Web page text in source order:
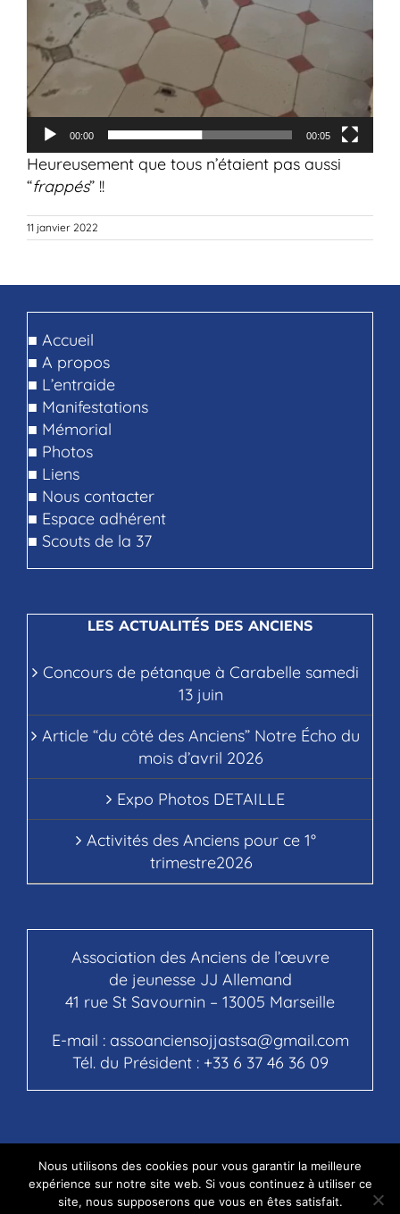
00:00 00:05
Heureusement que tous n’étaient pas aussi
“frappés” !!
11 janvier 2022
■ Accueil
■ A propos
■ L’entraide
■ Manifestations
■ Mémorial
■ Photos
■ Liens
■ Nous contacter
■ Espace adhérent
■ Scouts de la 37
LES ACTUALITÉS DES ANCIENS
Concours de pétanque à Carabelle samedi
13 juin
Article “du côté des Anciens” Notre Écho du
mois d’avril 2026
Expo Photos DETAILLE
Activités des Anciens pour ce 1°
trimestre2026
Association des Anciens de l’œuvre
de jeunesse JJ Allemand
41 rue St Savournin – 13005 Marseille
E-mail : assoanciensojjastsa@gmail.com
Tél. du Président : +33 6 37 46 36 09
© Copyright 2020 - ANCIENS OJJA Saint Savournin
Nous utilisons des cookies pour vous garantir la meilleure
expérience sur notre site web. Si vous continuez à utiliser ce
site, nous supposerons que vous en êtes satisfait.